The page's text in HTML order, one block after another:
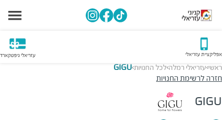
אפליקציית עזריאלי עזריאלי גיפטקארד
ראשי>עזריאלי רמלה>לכל החנויות>
GIGU
חזרה לרשימת החנויות
GIGU